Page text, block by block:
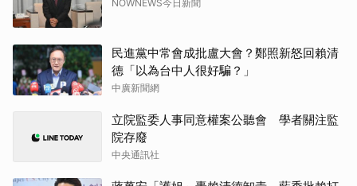
NOWNEWS今日新聞
民進黨中常會成批盧大會？鄭照新怒回賴清
德「以為台中人很好騙？」
中廣新聞網
立院監委人事同意權案公聽會 學者關注監
院存廢
中央通訊社